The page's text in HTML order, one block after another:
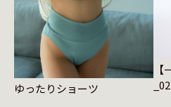
ゆったりショーツ
_02